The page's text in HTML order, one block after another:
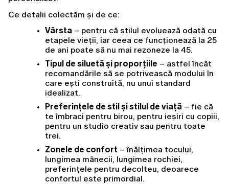
Ce detalii colectăm și de ce:
Vârsta – pentru că stilul evoluează odată cu
etapele vieții, iar ceea ce funcționează la 25
de ani poate să nu mai rezoneze la 45.
Tipul de siluetă și proporțiile – astfel încât
recomandările să se potrivească modului în
care ești construită, nu unui standard
idealizat.
Preferințele de stil și stilul de viață – fie că
te îmbraci pentru birou, pentru ieșiri cu copiii,
pentru un studio creativ sau pentru toate
trei.
Zonele de confort – înălțimea tocului,
lungimea mânecii, lungimea rochiei,
preferințele pentru decolteu, deoarece
confortul este primordial.